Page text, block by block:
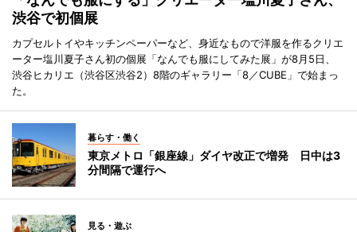
渋谷で初個展
カプセルトイやキッチンペーパーなど、身近なもので洋服を作るクリエ
ーター塩川夏子さん初の個展「なんでも服にしてみた展」が8月5日、
渋谷ヒカリエ（渋谷区渋谷2）8階のギャラリー「8／CUBE」で始まっ
た。
暮らす・働く
東京メトロ「銀座線」ダイヤ改正で増発 日中は3
分間隔で運行へ
見る・遊ぶ